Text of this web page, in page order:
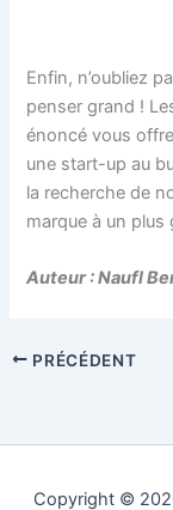
Enfin, n’oubliez
penser grand !
énoncé vous
une start-up au
la recherche de
marque à un
Auteur : Naufl
PRÉCÉDENT
Copyright ©